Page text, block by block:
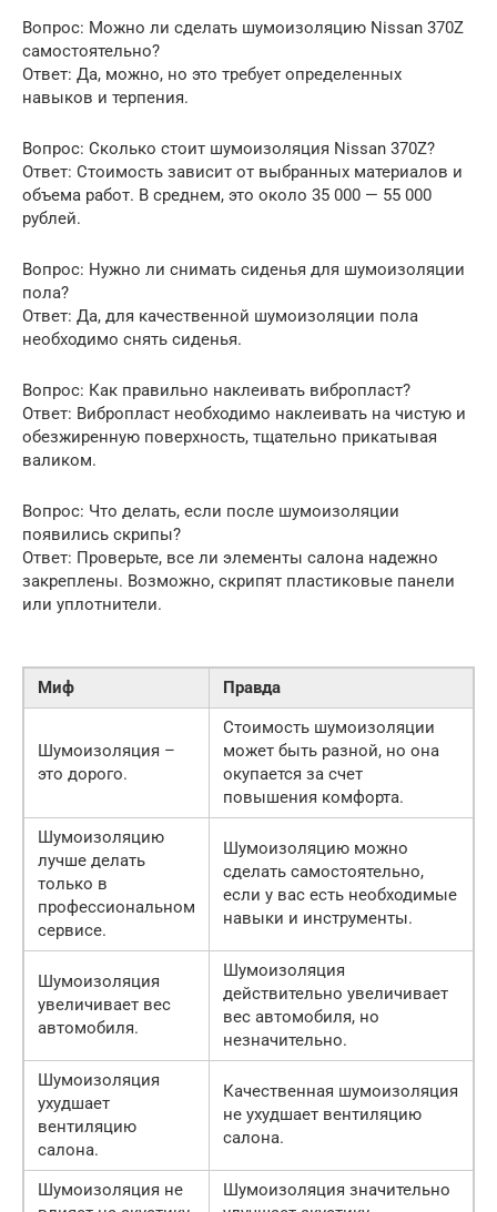
Вопрос: Можно ли сделать шумоизоляцию Nissan 370Z
самостоятельно?
Ответ: Да, можно, но это требует определенных
навыков и терпения.
Вопрос: Сколько стоит шумоизоляция Nissan 370Z?
Ответ: Стоимость зависит от выбранных материалов и
объема работ. В среднем, это около 35 000 — 55 000
рублей.
Вопрос: Нужно ли снимать сиденья для шумоизоляции
пола?
Ответ: Да, для качественной шумоизоляции пола
необходимо снять сиденья.
Вопрос: Как правильно наклеивать вибропласт?
Ответ: Вибропласт необходимо наклеивать на чистую и
обезжиренную поверхность, тщательно прикатывая
валиком.
Вопрос: Что делать, если после шумоизоляции
появились скрипы?
Ответ: Проверьте, все ли элементы салона надежно
закреплены. Возможно, скрипят пластиковые панели
или уплотнители.
Миф Правда
Шумоизоляция –
это дорого.
Стоимость шумоизоляции
может быть разной, но она
окупается за счет
повышения комфорта.
Шумоизоляцию
лучше делать
только в
профессиональном
сервисе.
Шумоизоляцию можно
сделать самостоятельно,
если у вас есть необходимые
навыки и инструменты.
Шумоизоляция
увеличивает вес
автомобиля.
Шумоизоляция
действительно увеличивает
вес автомобиля, но
незначительно.
Шумоизоляция
ухудшает
вентиляцию
салона.
Качественная шумоизоляция
не ухудшает вентиляцию
салона.
Шумоизоляция не
Шумоизоляция значительно